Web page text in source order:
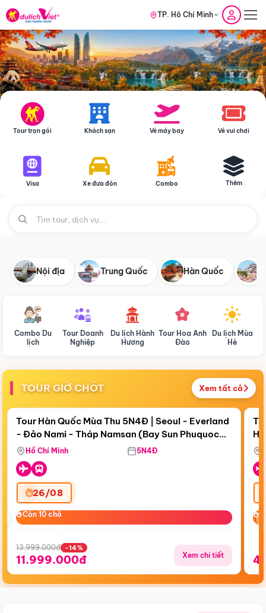
TP. Hồ Chí Minh
Tour trọn gói Khách sạn Vé máy bay Vé vui chơi
Visa Xe đưa đón Combo Thêm
Nội địa Trung Quốc Hàn Quốc
Combo Du
lịch
Tour Doanh
Nghiệp
Du lịch Hành
Hương
Tour Hoa Anh
Đào
Du lịch Mùa
Hè
TOUR GIỜ CHÓT Xem tất cả
Còn19 ngày 03:55:37
Điểm nổi bật
Tour Hàn Quốc Mùa Thu 5N4Đ | Seoul - Everland
- Đảo Nami - Tháp Namsan (Bay Sun Phuquoc
Airways)
Hồ Chí Minh 5N4Đ
26/08
Còn 10 chỗ
Còn 10 chỗ
13.999.000đ -14%
11.999.000đ Xem chi tiết